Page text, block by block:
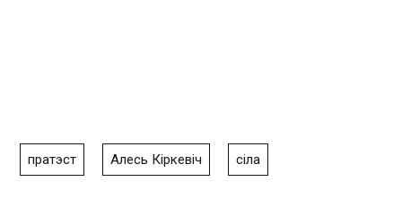
пратэст Алесь Кіркевіч сіла